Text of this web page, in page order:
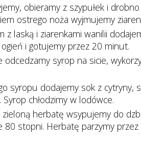
obieramy z szypułek i
ostrego noża wyjmujemy
z laską i ziarenkami wanilii
i gotujemy przez 20 minut.
odcedzamy syrop na sicie,
syropu dodajemy sok z cytryny,
Syrop chłodzimy w lodówce.
herbatę wsypujemy do
stopni. Herbatę parzymy